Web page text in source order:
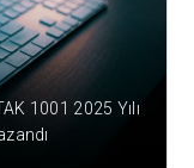
1001 2025 Yılı